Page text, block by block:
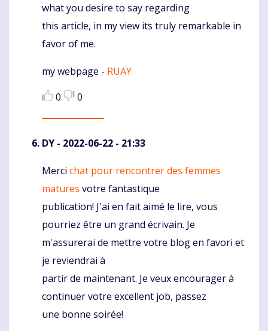
what you desire to say regarding
this article, in my view its truly remarkable in
favor of me.
my webpage - RUAY
0
0
DY - 2022-06-22 - 21:33
Komentaras
Merci chat pour rencontrer des femmes
matures votre fantastique
publication! J'ai en fait aimé le lire, vous
pourriez être un grand écrivain. Je
m'assurerai de mettre votre blog en favori et
je reviendrai à
partir de maintenant. Je veux encourager à
continuer votre excellent job, passez
une bonne soirée!